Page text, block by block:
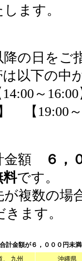
ます。
の日をご
以下の中
14:00～
】 【19:00
金額
６，
料です。
複数の場
ます。
計金額が６，０００円未
、 九州
沖縄県